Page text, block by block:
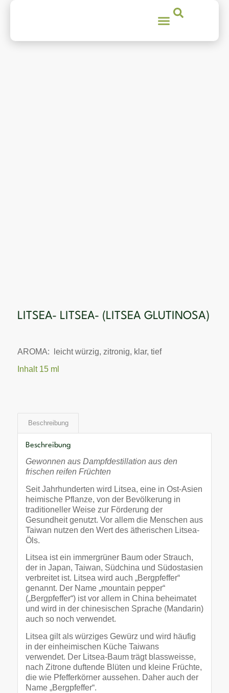
LITSEA- LITSEA- (LITSEA GLUTINOSA)
AROMA: leicht würzig, zitronig, klar, tief
Inhalt 15 ml
Beschreibung
Beschreibung
Gewonnen aus Dampfdestillation aus den
frischen reifen Früchten
Seit Jahrhunderten wird Litsea, eine in Ost-Asien
heimische Pflanze, von der Bevölkerung in
traditioneller Weise zur Förderung der
Gesundheit genutzt. Vor allem die Menschen aus
Taiwan nutzen den Wert des ätherischen Litsea-
Öls.
Litsea ist ein immergrüner Baum oder Strauch,
der in Japan, Taiwan, Südchina und Südostasien
verbreitet ist. Litsea wird auch „Bergpfeffer“
genannt. Der Name „mountain pepper“
(„Bergpfeffer“) ist vor allem in China beheimatet
und wird in der chinesischen Sprache (Mandarin)
auch so noch verwendet.
Litsea gilt als würziges Gewürz und wird häufig
in der einheimischen Küche Taiwans
verwendet. Der Litsea-Baum trägt blassweisse,
nach Zitrone duftende Blüten und kleine Früchte,
die wie Pfefferkörner aussehen. Daher auch der
Name „Bergpfeffer“.